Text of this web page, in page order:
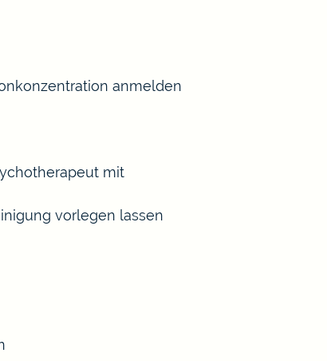
anmelden
mit
vorlegen lassen